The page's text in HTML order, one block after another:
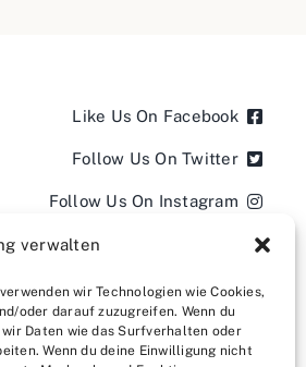
verwalten
wir Technologien wie Cookies,
oder darauf zuzugreifen. Wenn du
Daten wie das Surfverhalten oder
Wenn du deine Einwilligung nicht
Like Us On Facebook
Follow Us On Twitter
Follow Us On Instagram
Follow Us On LinkedIn
Follow us on YouTube
Follow us on Pinterest